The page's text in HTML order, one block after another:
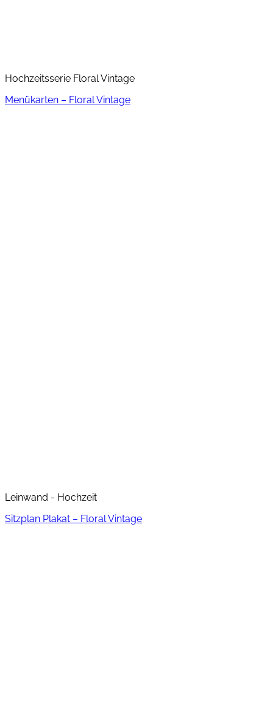
Hochzeitsserie Floral Vintage
Menükarten – Floral Vintage
Leinwand - Hochzeit
Sitzplan Plakat – Floral Vintage